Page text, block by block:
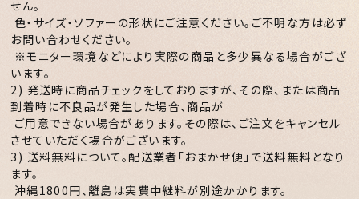
せん。
色・サイズ・ソファーの形状にご注意ください。ご不明な方は必ず
お問い合わせください。
※モニター環境などにより実際の商品と多少異なる場合がござ
います。
2) 発送時に商品チェックをしておりますが、その際、または商品
到着時に不良品が発生した場合、商品が
ご用意できない場合があります。その際は、ご注文をキャンセル
させていただく場合がございます。
3) 送料無料について。配送業者「おまかせ便」で送料無料となり
ます。
沖縄1800円、離島は実費中継料が別途かかります。